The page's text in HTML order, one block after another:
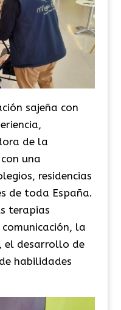
sajeña con
de la
una
residencias
de toda España.
terapias
la
el desarrollo de
habilidades